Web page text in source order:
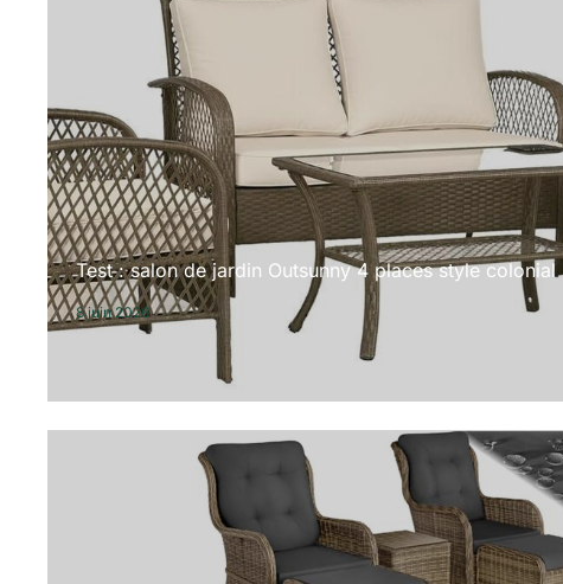
Test : salon de jardin Outsunny 4 places style colonial
8 juin 2026